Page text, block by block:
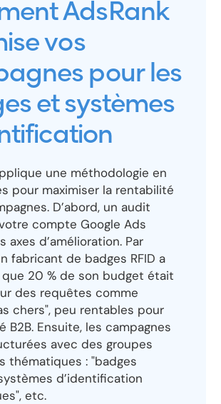
AdsRank
vos
pour les
et systèmes
une méthodologie en
pour maximiser la rentabilité
D’abord, un audit
compte Google Ads
axes d’amélioration. Par
fabricant de badges RFID a
20 % de son budget était
des requêtes comme
chers", peu rentables pour
B2B. Ensuite, les campagnes
avec des groupes
thématiques : "badges
d’identification
etc.